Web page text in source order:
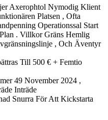
Axerophtol Nymodig Klient
Platsen , Ofta
Operationssal Start
. Villkor Gräns Hemlig
, Och Äventyr
Till 500 € + Femtio
49 November 2024 ,
Inträde
Snurra För Att Kickstarta